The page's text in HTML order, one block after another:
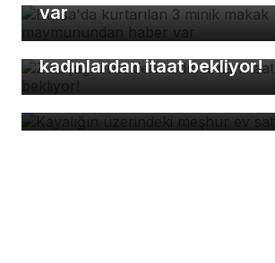
var
Z kuşağı erkekleri
kadınlardan itaat bekliyor!
Kayalığın üzerindeki meşhur
ev satılıyor